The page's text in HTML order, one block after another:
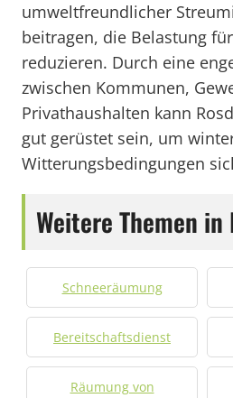
umweltfreundlicher
beitragen, die Belastung
reduzieren. Durch eine
zwischen Kommunen,
Privathaushalten kann
gut gerüstet sein, um
Witterungsbedingungen
Weitere Themen in
Schneeräumung
Bereitschaftsdienst
Räumung von